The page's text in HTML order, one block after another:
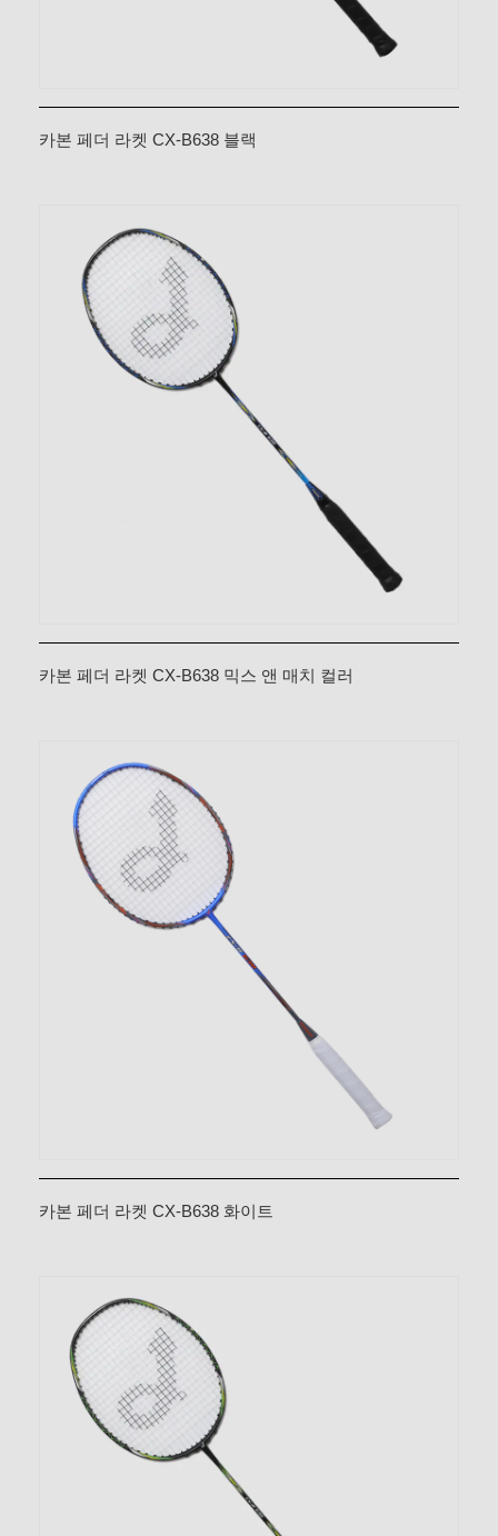
카본 페더 라켓 CX-B638 블랙
카본 페더 라켓 CX-B638 믹스 앤 매치 컬러
카본 페더 라켓 CX-B638 화이트